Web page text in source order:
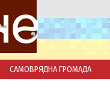
САМОВРЯДНА ГРОМАДА